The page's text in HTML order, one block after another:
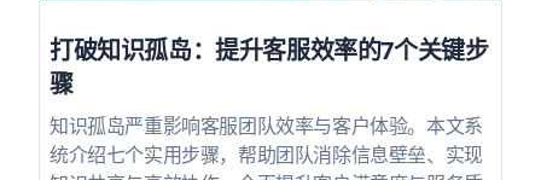
打破知识孤岛：提升客服效率的7个关键步
骤
知识孤岛严重影响客服团队效率与客户体验。本文系
统介绍七个实用步骤，帮助团队消除信息壁垒、实现